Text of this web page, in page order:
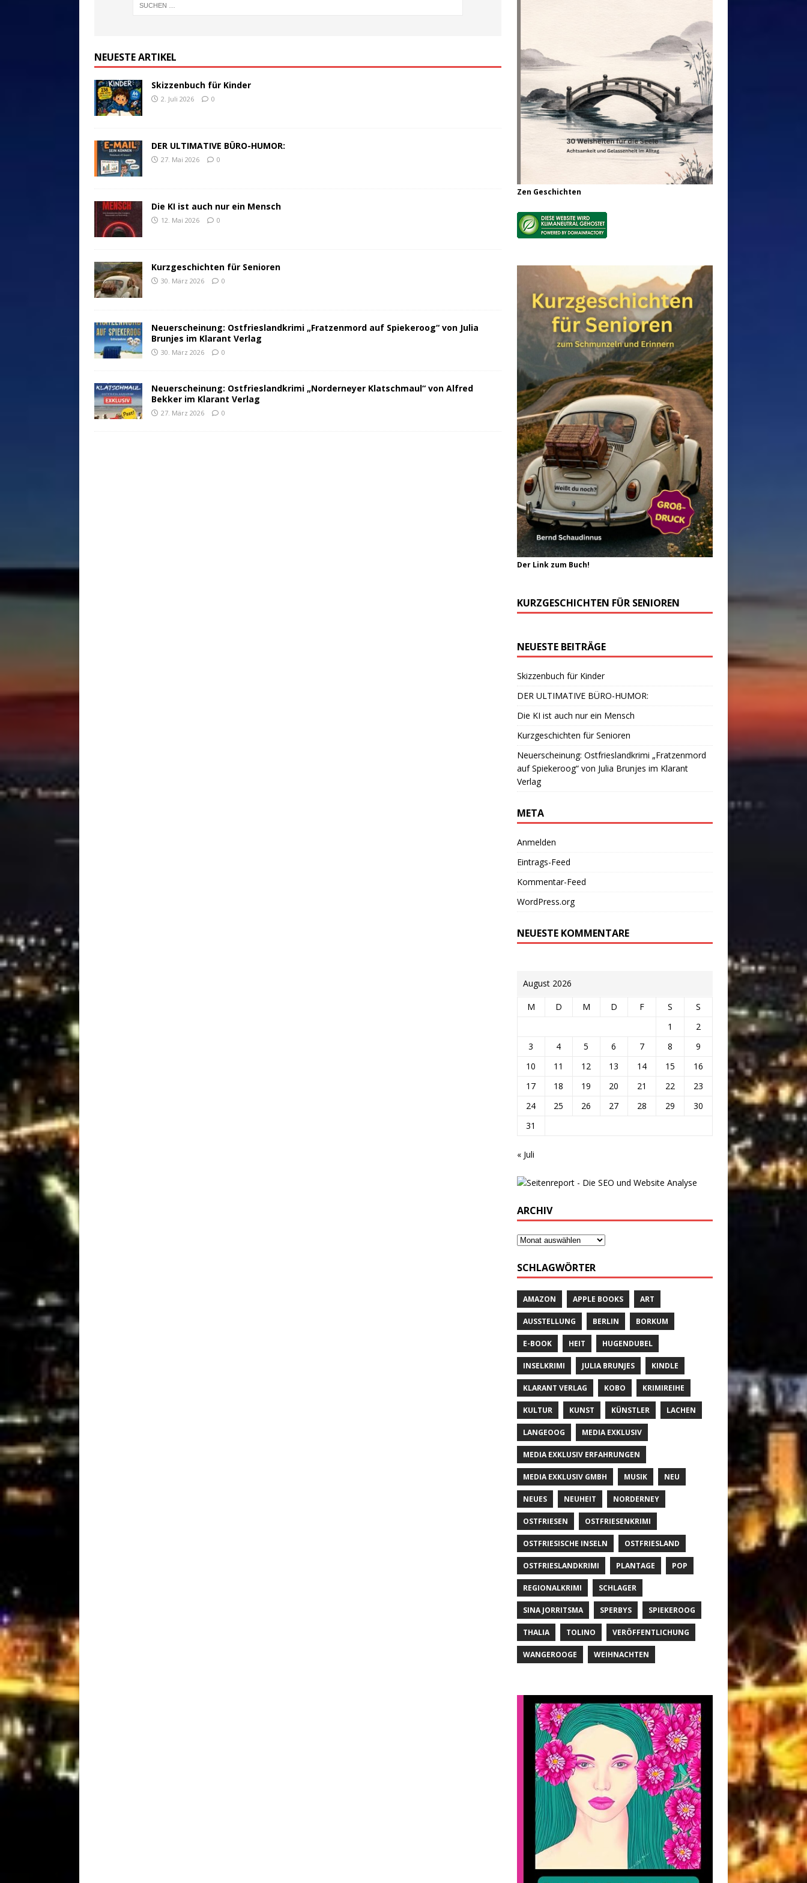
NEUESTE ARTIKEL
Skizzenbuch für Kinder
2. Juli 2026 0
DER ULTIMATIVE BÜRO-HUMOR:
27. Mai 2026 0
Die KI ist auch nur ein Mensch
12. Mai 2026 0
Kurzgeschichten für Senioren
30. März 2026 0
Neuerscheinung: Ostfrieslandkrimi „Fratzenmord auf Spiekeroog“ von Julia
Brunjes im Klarant Verlag
30. März 2026 0
Neuerscheinung: Ostfrieslandkrimi „Norderneyer Klatschmaul“ von Alfred
Bekker im Klarant Verlag
27. März 2026 0
Zen Geschichten
Der Link zum Buch!
KURZGESCHICHTEN FÜR SENIOREN
NEUESTE BEITRÄGE
Skizzenbuch für Kinder
DER ULTIMATIVE BÜRO-HUMOR:
Die KI ist auch nur ein Mensch
Kurzgeschichten für Senioren
Neuerscheinung: Ostfrieslandkrimi „Fratzenmord
auf Spiekeroog“ von Julia Brunjes im Klarant
Verlag
META
Anmelden
Eintrags-Feed
Kommentar-Feed
WordPress.org
NEUESTE KOMMENTARE
August 2026
M D M D F S
S
1
2
3
4 5 6 7 8
9
10
11 12 13 14 15
16
17
18 19 20 21 22
23
24
25 26 27 28 29
30
31
« Juli
ARCHIV
SCHLAGWÖRTER
AMAZON APPLE BOOKS ART
AUSSTELLUNG BERLIN BORKUM
E-BOOK HEIT HUGENDUBEL
INSELKRIMI JULIA BRUNJES KINDLE
KLARANT VERLAG KOBO KRIMIREIHE
KULTUR KUNST KÜNSTLER LACHEN
LANGEOOG MEDIA EXKLUSIV
MEDIA EXKLUSIV ERFAHRUNGEN
MEDIA EXKLUSIV GMBH MUSIK NEU
NEUES NEUHEIT NORDERNEY
OSTFRIESEN OSTFRIESENKRIMI
OSTFRIESISCHE INSELN OSTFRIESLAND
OSTFRIESLANDKRIMI PLANTAGE POP
REGIONALKRIMI SCHLAGER
SINA JORRITSMA SPERBYS SPIEKEROOG
THALIA TOLINO VERÖFFENTLICHUNG
WANGEROOGE WEIHNACHTEN